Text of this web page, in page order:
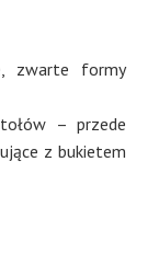
zwarte formy
– przede
z bukietem